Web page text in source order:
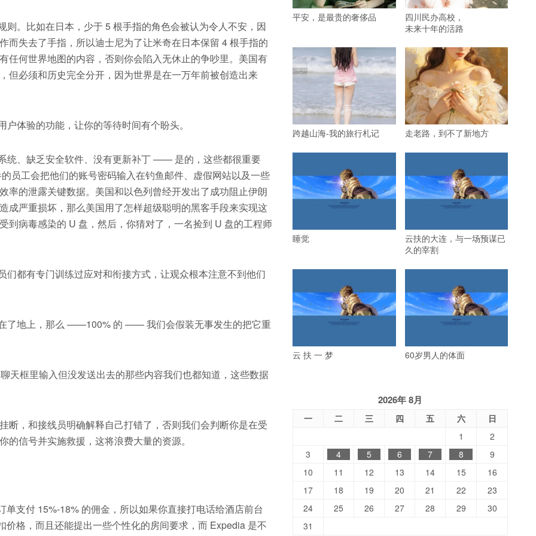
。比如在日本，少于 5 根手指的角色会被认为令人不安，因
而失去了手指，所以迪士尼为了让米奇在日本保留 4 根手指的
任何世界地图的内容，否则你会陷入无休止的争吵里。美国有
但必须和历史完全分开，因为世界是在一万年前被创造出来
体验的功能，让你的等待时间有个盼头。
统、缺乏安全软件、没有更新补丁 —— 是的，这些都很重要
工会把他们的账号密码输入在钓鱼邮件、虚假网站以及一些
率的泄露关键数据。美国和以色列曾经开发出了成功阻止伊朗
成严重损坏，那么美国用了怎样超级聪明的黑客手段来实现这
到病毒感染的 U 盘，然后，你猜对了，一名捡到 U 盘的工程师
都有专门训练过应对和衔接方式，让观众根本注意不到他们
了地上，那么 ——100% 的 —— 我们会假装无事发生的把它重
天框里输入但没发送出去的那些内容我们也都知道，这些数据
断，和接线员明确解释自己打错了，否则我们会判断你是在受
信号并实施救援，这将浪费大量的资源。
支付 15%-18% 的佣金，所以如果你直接打电话给酒店前台
，而且还能提出一些个性化的房间要求，而 Expedia 是不
平安，是最贵的奢侈品
四川民办高校，
未来十年的活路
跨越山海-我的旅行札记 走老路，到不了新地方
睡觉
云扶的大连，与一场预谋已
久的宰割
云 扶 一 梦 60岁男人的体面
2026年 8月
一 二 三 四 五 六
日
1
2
3
4 5 6 7 8
9
10
11 12 13 14 15
16
17
18 19 20 21 22
23
24
25 26 27 28 29
30
31